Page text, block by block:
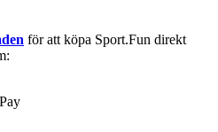
inkomst
för att köpa Sport.Fun direkt